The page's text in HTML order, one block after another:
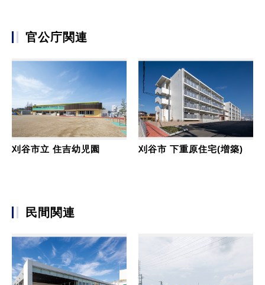
官公庁関連
刈谷市立 住吉幼児園 刈谷市 下重原住宅(増築)
民間関連